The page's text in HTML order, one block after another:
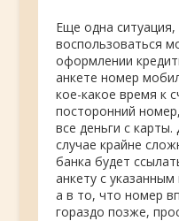
Еще одна ситуация,
воспользоваться
оформлении
анкете номер
кое-какое время к
посторонний
все деньги с
случае крайне
банка будет
анкету с
а в то, что номер
гораздо позже,